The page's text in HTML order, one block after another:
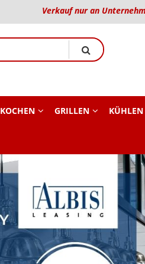
Verkauf nur an
KOCHEN GRILLEN KÜHLEN